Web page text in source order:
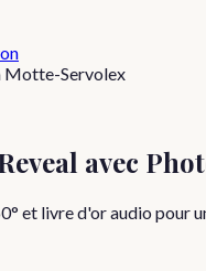
Motte-Servolex
avec
et livre d'or audio pour